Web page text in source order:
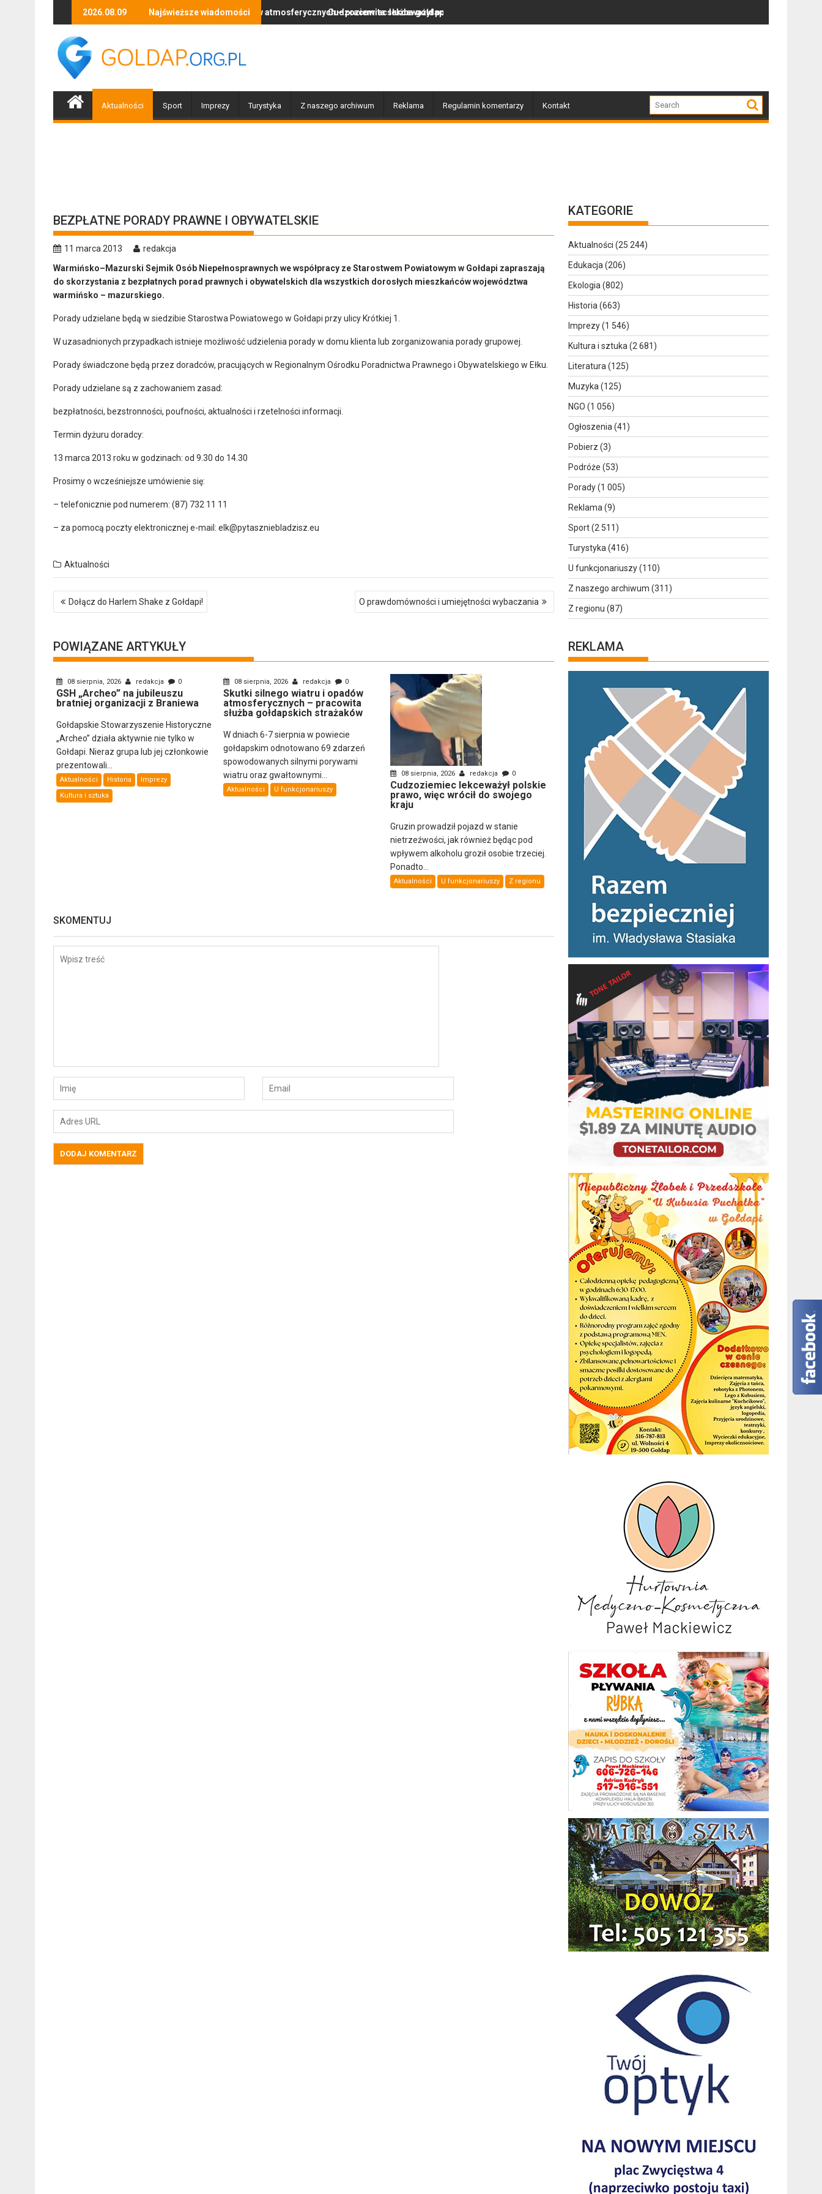
2026.08.09 Najświeższe wiadomości
organizacji z BraniewaSkutki silnego wiatru i opadów atmosferycznych – pracowita służba gołdapskich strażaków
Cudzoziemiec lekceważył polskie prawo, więc wrócił do swojego kraju
Aktualności Sport Imprezy Turystyka Z naszego archiwum Reklama Regulamin komentarzy Kontakt
BEZPŁATNE PORADY PRAWNE I OBYWATELSKIE
11 marca 2013
redakcja
Warmińsko–Mazurski Sejmik Osób Niepełnosprawnych we współpracy ze Starostwem Powiatowym w Gołdapi zapraszają
do skorzystania z bezpłatnych porad prawnych i obywatelskich dla wszystkich dorosłych mieszkańców województwa
warmińsko – mazurskiego.
Porady udzielane będą w siedzibie Starostwa Powiatowego w Gołdapi przy ulicy Krótkiej 1.
W uzasadnionych przypadkach istnieje możliwość udzielenia porady w domu klienta lub zorganizowania porady grupowej.
Porady świadczone będą przez doradców, pracujących w Regionalnym Ośrodku Poradnictwa Prawnego i Obywatelskiego w Ełku.
Porady udzielane są z zachowaniem zasad:
bezpłatności, bezstronności, poufności, aktualności i rzetelności informacji.
Termin dyżuru doradcy:
13 marca 2013 roku w godzinach: od 9.30 do 14.30
Prosimy o wcześniejsze umówienie się:
– telefonicznie pod numerem: (87) 732 11 11
– za pomocą poczty elektronicznej e-mail: elk@pytaszniebladzisz.eu
Aktualności
Nawigacja
wpisu
Dołącz do Harlem Shake z Gołdapi! O prawdomówności i umiejętności wybaczania
POWIĄZANE ARTYKUŁY
08 sierpnia, 2026 redakcja 0
GSH „Archeo” na jubileuszu
bratniej organizacji z Braniewa
Gołdapskie Stowarzyszenie Historyczne
„Archeo” działa aktywnie nie tylko w
Gołdapi. Nieraz grupa lub jej członkowie
prezentowali...
Aktualności Historia
Imprezy
Kultura i sztuka
08 sierpnia, 2026 redakcja 0
Skutki silnego wiatru i opadów
atmosferycznych – pracowita
służba gołdapskich strażaków
W dniach 6-7 sierpnia w powiecie
gołdapskim odnotowano 69 zdarzeń
spowodowanych silnymi porywami
wiatru oraz gwałtownymi...
Aktualności U funkcjonariuszy
08 sierpnia, 2026 redakcja 0
Cudzoziemiec lekceważył polskie
prawo, więc wrócił do swojego
kraju
Gruzin prowadził pojazd w stanie
nietrzeźwości, jak również będąc pod
wpływem alkoholu groził osobie trzeciej.
Ponadto...
Aktualności U funkcjonariuszy Z regionu
SKOMENTUJ
KATEGORIE
Aktualności (25 244)
Edukacja (206)
Ekologia (802)
Historia (663)
Imprezy(1 546)
Kultura i sztuka (2 681)
Literatura (125)
Muzyka (125)
NGO (1 056)
Ogłoszenia (41)
Pobierz (3)
Podróże (53)
Porady(1 005)
Reklama (9)
Sport(2 511)
Turystyka (416)
U funkcjonariuszy(110)
Z naszego archiwum (311)
Z regionu (87)
REKLAMA